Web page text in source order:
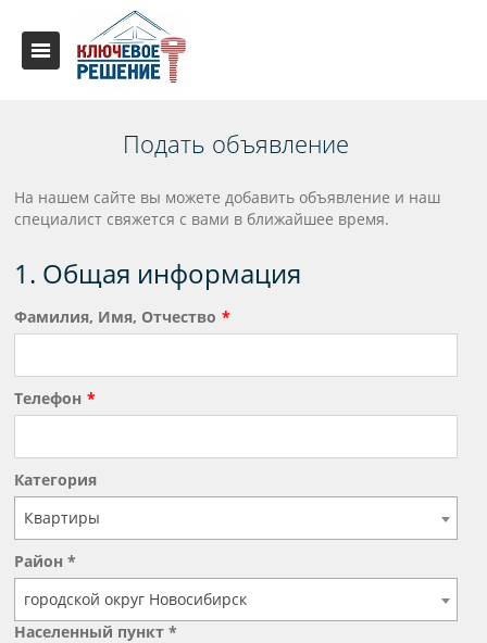
Подать объявление
На нашем сайте вы можете добавить объявление и наш
специалист свяжется с вами в ближайшее время.
1. Общая информация
Фамилия, Имя, Отчество
Телефон
Категория
Квартиры
Район *
городской округ Новосибирск
Населенный пункт *